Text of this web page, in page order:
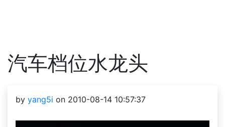
汽车档位水龙头
by yang5i on 2010-08-14 10:57:37